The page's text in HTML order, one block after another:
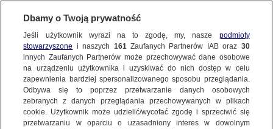
ŚWIAT
Kobieta i niemowlę znalezione martwe
w parku. Zatrzymano Amerykanina
15.06.2025, 18:45
Dbamy o Twoją prywatność
Jeśli użytkownik wyrazi na to zgodę, my, nasze podmioty
stowarzyszone i naszych 161Zaufanych Partnerów IAB oraz 30
innych Zaufanych Partnerów może przechowywać dane osobowe
na urządzeniu użytkownika i uzyskiwać do nich dostęp w celu
zapewnienia bardziej spersonalizowanego sposobu przeglądania.
Odbywa się to poprzez przetwarzanie danych osobowych
zebranych z danych przeglądania przechowywanych w plikach
cookie. Użytkownik może udzielić/wycofać zgodę i sprzeciwić się
przetwarzaniu w oparciu o uzasadniony interes w dowolnym